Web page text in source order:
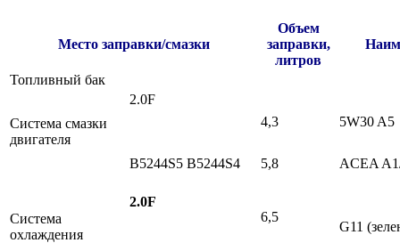
Место заправки/смазки
Объем
заправки,
литров
Топливный бак
Система смазки
двигателя
2.0F
4,3
5W30 A5
B5244S5 B5244S4 5,8 ACEA
Система
охлаждения
2.0F
6,5
G11